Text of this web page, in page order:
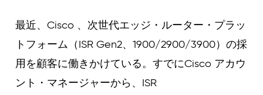
最近、Cisco 、次世代エッジ・ルーター・プラッ
トフォーム（ISR Gen2、1900/2900/3900）の採
用を顧客に働きかけている。すでにCisco アカウ
ント・マネージャーから、ISR